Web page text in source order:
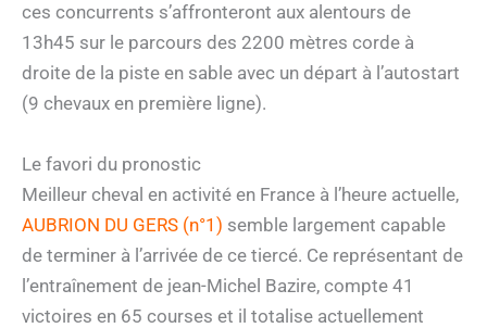
ces concurrents s’affronteront aux alentours de
13h45 sur le parcours des 2200 mètres corde à
droite de la piste en sable avec un départ à l’autostart
(9 chevaux en première ligne).
Le favori du pronostic
Meilleur cheval en activité en France à l’heure actuelle,
AUBRION DU GERS (n°1) semble largement capable
de terminer à l’arrivée de ce tiercé. Ce représentant de
l’entraînement de jean-Michel Bazire, compte 41
victoires en 65 courses et il totalise actuellement